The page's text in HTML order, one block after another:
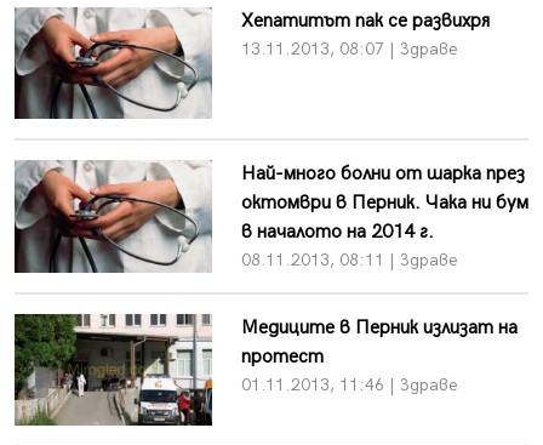
Хепатитът пак се развихря
13.11.2013, 08:07 | Здраве
Най-много болни от шарка през
октомври в Перник. Чака ни бум
в началото на 2014 г.
08.11.2013, 08:11 | Здраве
Медиците в Перник излизат на
протест
01.11.2013, 11:46 | Здраве